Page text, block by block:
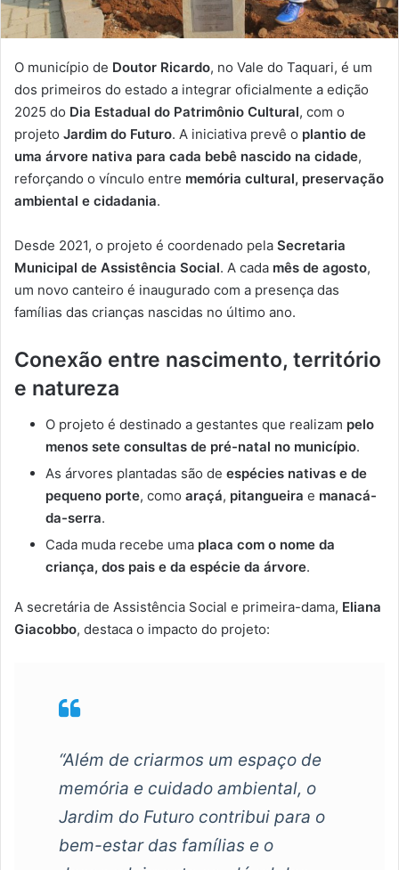
O município de Doutor Ricardo, no Vale do Taquari, é um
dos primeiros do estado a integrar oficialmente a edição
2025 do Dia Estadual do Patrimônio Cultural, com o
projeto Jardim do Futuro. A iniciativa prevê o plantio de
uma árvore nativa para cada bebê nascido na cidade,
reforçando o vínculo entre memória cultural, preservação
ambiental e cidadania.
Desde 2021, o projeto é coordenado pela Secretaria
Municipal de Assistência Social. A cada mês de agosto,
um novo canteiro é inaugurado com a presença das
famílias das crianças nascidas no último ano.
Conexão entre nascimento, território
e natureza
O projeto é destinado a gestantes que realizam pelo
menos sete consultas de pré-natal no município.
As árvores plantadas são de espécies nativas e de
pequeno porte, como araçá, pitangueira e manacá-
da-serra.
Cada muda recebe uma placa com o nome da
criança, dos pais e da espécie da árvore.
A secretária de Assistência Social e primeira-dama, Eliana
Giacobbo, destaca o impacto do projeto:
“Além de criarmos um espaço de
memória e cuidado ambiental, o
Jardim do Futuro contribui para o
bem-estar das famílias e o